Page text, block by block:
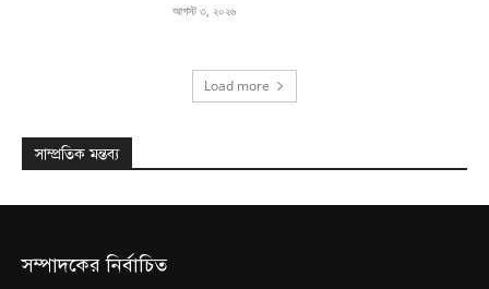
আগস্ট ৩, ২০২৬
Load more
সাম্প্রতিক মন্তব্য
সম্পাদকের নির্বাচিত